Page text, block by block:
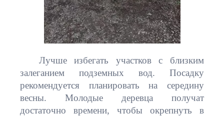
Лучше избегать участков с близким
залеганием подземных вод. Посадку
рекомендуется планировать на середину
весны. Молодые деревца получат
достаточно времени, чтобы окрепнуть в